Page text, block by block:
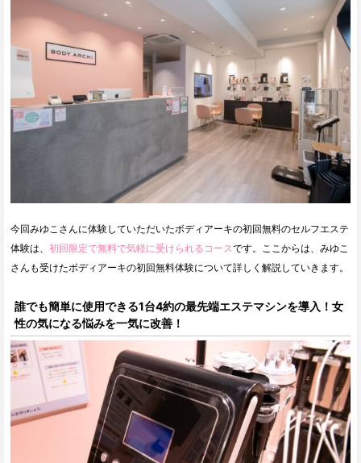
今回みゆこさんに体験していただいたボディアーキの初回無料のセルフエステ
体験は、 初回限定で無料で気軽に受けられるコースです。ここからは、みゆこ
さんも受けたボディアーキの初回無料体験について詳しく解説していきます。
誰でも簡単に使用できる1台4約の最先端エステマシンを導入！女
性の気になる悩みを一気に改善！